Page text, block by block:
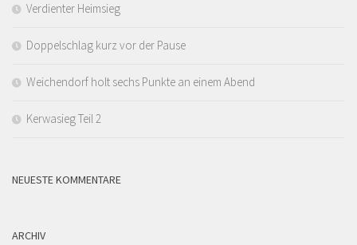
Verdienter Heimsieg
Doppelschlag kurz vor der Pause
Weichendorf holt sechs Punkte an einem Abend
Kerwasieg Teil 2
NEUESTE KOMMENTARE
ARCHIV